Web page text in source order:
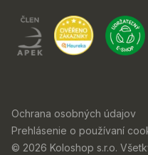
Ochrana osobných údajov
Prehlásenie o používaní
© 2026 Koloshop s.r.o.